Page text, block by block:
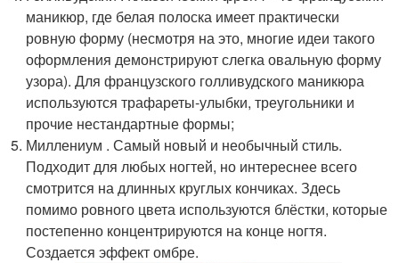
маникюр, где белая полоска имеет практически
ровную форму (несмотря на это, многие идеи такого
оформления демонстрируют слегка овальную форму
узора). Для французского голливудского маникюра
используются трафареты-улыбки, треугольники и
прочие нестандартные формы;
Миллениум . Самый новый и необычный стиль.
Подходит для любых ногтей, но интереснее всего
смотрится на длинных круглых кончиках. Здесь
помимо ровного цвета используются блёстки, которые
постепенно концентрируются на конце ногтя.
Создается эффект омбре.